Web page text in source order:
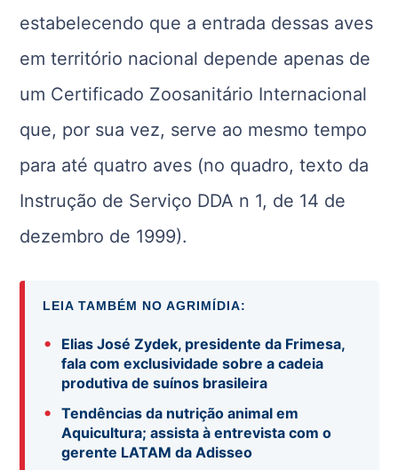
estabelecendo que a entrada dessas aves
em território nacional depende apenas de
um Certificado Zoosanitário Internacional
que, por sua vez, serve ao mesmo tempo
para até quatro aves (no quadro, texto da
Instrução de Serviço DDA n 1, de 14 de
dezembro de 1999).
LEIA TAMBÉM NO AGRIMÍDIA:
•
Elias José Zydek, presidente da Frimesa,
fala com exclusividade sobre a cadeia
produtiva de suínos brasileira
•
Tendências da nutrição animal em
Aquicultura; assista à entrevista com o
gerente LATAM da Adisseo